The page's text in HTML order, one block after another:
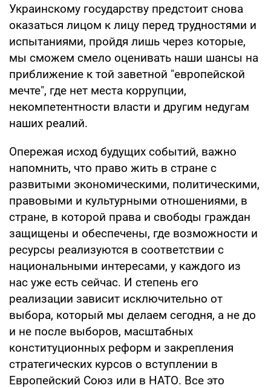
Украинскому государству предстоит снова
оказаться лицом к лицу перед трудностями и
испытаниями, пройдя лишь через которые,
мы сможем смело оценивать наши шансы на
приближение к той заветной "европейской
мечте", где нет места коррупции,
некомпетентности власти и другим недугам
наших реалий.
Опережая исход будущих событий, важно
напомнить, что право жить в стране с
развитыми экономическими, политическими,
правовыми и культурными отношениями, в
стране, в которой права и свободы граждан
защищены и обеспечены, где возможности и
ресурсы реализуются в соответствии с
национальными интересами, у каждого из
нас уже есть сейчас. И степень его
реализации зависит исключительно от
выбора, который мы делаем сегодня, а не до
и не после выборов, масштабных
конституционных реформ и закрепления
стратегических курсов о вступлении в
Европейский Союз или в НАТО. Все это